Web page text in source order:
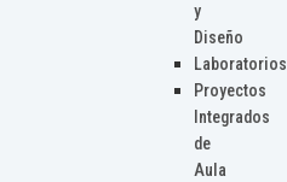
y
Diseño
Laboratorios
Proyectos
Integrados
de
Aula